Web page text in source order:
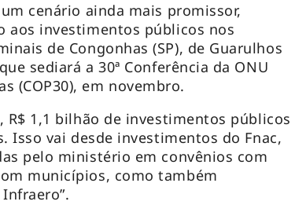
cenário ainda mais promissor,
aos investimentos públicos nos
de Congonhas (SP), de Guarulhos
sediará a 30ª Conferência da ONU
(COP30), em novembro.
R$ 1,1 bilhão de investimentos públicos
Isso vai desde investimentos do Fnac,
pelo ministério em convênios com
municípios, como também